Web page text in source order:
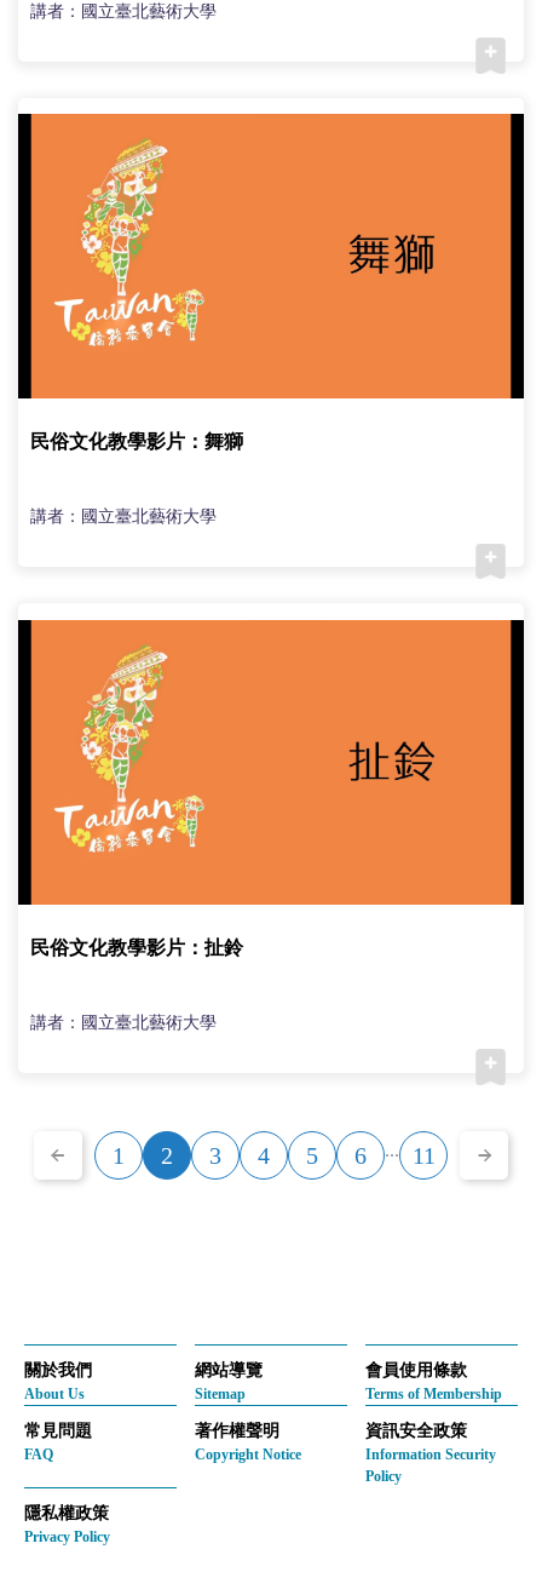
講者：國立臺北藝術大學
民俗文化教學影片：舞獅
講者：國立臺北藝術大學
民俗文化教學影片：扯鈴
講者：國立臺北藝術大學
1 2 3 4 5 6 ... 11
關於我們
About Us
網站導覽
Sitemap
會員使用條款
Terms of Membership
常見問題
FAQ
著作權聲明
Copyright Notice
資訊安全政策
Information Security
Policy
隱私權政策
Privacy Policy